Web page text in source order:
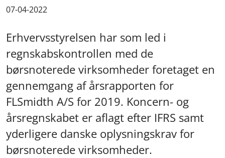
07-04-2022
Erhvervsstyrelsen har som led i
regnskabskontrollen med de
børsnoterede virksomheder foretaget en
gennemgang af årsrapporten for
FLSmidth A/S for 2019. Koncern- og
årsregnskabet er aflagt efter IFRS samt
yderligere danske oplysningskrav for
børsnoterede virksomheder.